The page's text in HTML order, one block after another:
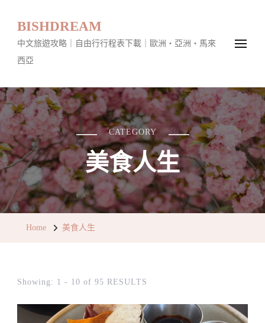
BISHDREAM
中文旅遊攻略｜自由行行程表下載｜歐洲・亞洲・馬來
西亞
CATEGORY
美食人生
Home 美食人生
Showing: 1 - 10 of 95 RESULTS